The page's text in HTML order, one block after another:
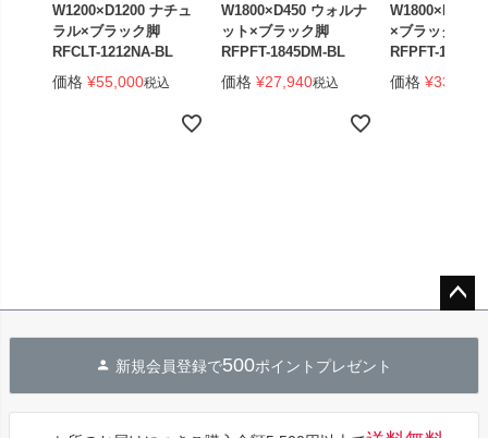
W1200×D1200 ナチュ
ラル×ブラック脚
RFCLT-1212NA-BL
価格 ¥55,000税込
W1800×D450 ウォルナ
ット×ブラック脚
RFPFT-1845DM-BL
価格 ¥27,940税込
W1800×D450
×ブラック脚
RFPFT-
価格 ¥33,440
へ
新規会員登録で500ポイントプレゼント